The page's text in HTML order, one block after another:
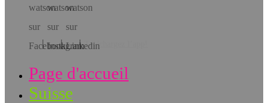
Téléchargez l’app!
Page d'accueil
Suisse